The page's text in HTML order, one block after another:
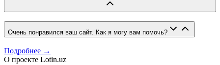
Очень понравился ваш сайт. Как я могу вам помочь?
Подробнее →
О проекте Lotin.uz